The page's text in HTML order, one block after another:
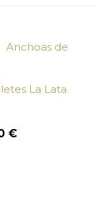
Anchoas de
La Lata
€El